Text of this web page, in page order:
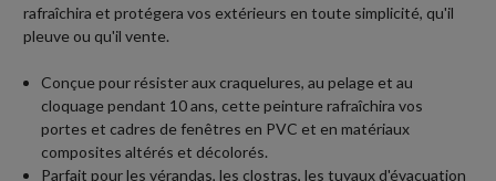
rafraîchira et protégera vos extérieurs en toute simplicité, qu'il
pleuve ou qu'il vente.
Conçue pour résister aux craquelures, au pelage et au
cloquage pendant 10 ans, cette peinture rafraîchira vos
portes et cadres de fenêtres en PVC et en matériaux
composites altérés et décolorés.
Parfait pour les vérandas, les clostras, les tuyaux d'évacuation